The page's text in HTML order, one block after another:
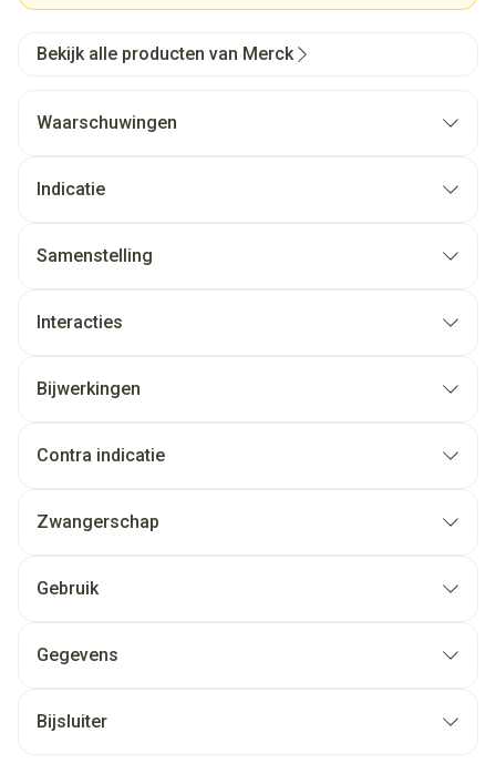
Bekijk alle producten van Merck
Waarschuwingen
Indicatie
Samenstelling
Interacties
Bijwerkingen
Contra indicatie
Zwangerschap
Gebruik
Gegevens
Bijsluiter